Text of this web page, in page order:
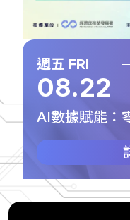
週五 FRI
08.22
AI數據賦能：